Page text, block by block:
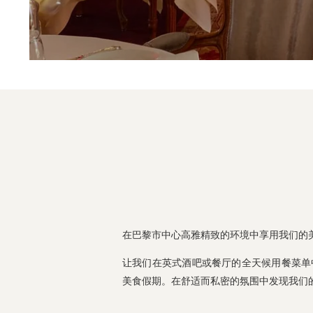
在巴黎市中心高雅精致的环境中享用我们的
让我们在英式酒吧或餐厅的全天候用餐菜
美食假期。在舒适而私密的氛围中发现我